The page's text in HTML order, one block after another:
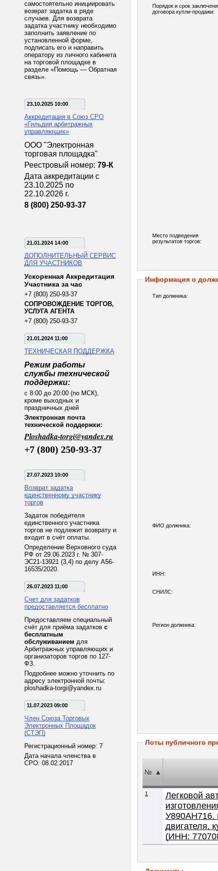
самостоятельно инициировать
возврат задатка в ряде
случаев. Для возврата
задатка участнику необходимо
заполнить заявление по
установленной форме,
подписать его и направить
оператору из личного кабинета
на торговой площадке в
разделе «Помощь — Обратная
связь».
23.10.2025 10:00
Аккредитация в Союз СРО
«Гильдия арбитражных
управляющих»
ООО "Электронная
торговая площадка"
Реестровый номер: 79-К
Дата аккредитации с
23.10.2025 по
22.10.2026 г.
8 (800) 250-93-37
21.01.2024 14:00
ДОПОЛНИТЕЛЬНЫЙ СЕРВИС
ДЛЯ УЧАСТНИКОВ
Ускоренная Аккредитация
Участника за час
+7 (800) 250-93-37
СОПРОВОЖДЕНИЕ ТОРГОВ,
УСЛУГА АГЕНТА
+7 (800) 250-93-37
21.01.2024 11:00
ТЕХНИЧЕСКАЯ ПОДДЕРЖКА
Режим работы
службы технической
поддержки:
с 8:00 до 20:00 (по МСК),
кроме выходных и
праздничных дней
Электронная почта
технической поддержки:
Ploshadka-torgi@yandex.ru
+7 (800) 250-93-37
27.07.2023 10:00
Возврат задатка
единственному участнику
торгов
Задаток победителя
единственного участника
торгов не подлежит возврату и
входит в счёт оплаты.
Определение Верховного суда
РФ от 29.06.2023 г. № 307-
ЭС21-13921 (3,4) по делу А56-
16535/2020.
26.07.2023 11:00
Счет для задатков
предоставляется бесплатно
Предоставляем специальный
счёт для приёма задатков с
бесплатным
обслуживанием для
Арбитражных управляющих и
организаторов торгов по 127-
ФЗ.
Подробнее можно уточнить по
адресу электронной почты:
ploshadka-torgi@yandex.ru
11.07.2023 09:00
Член Союза Торговых
Электронных Площадок
(СТЭП)
Регистрационный номер: 7
Дата начала членства в
СРО: 08.02.2017
Порядок и срок
договора купли-продажи:
Место подведения
результатов торгов:
Информация о
Тип должника:
ФИО должника:
ИНН:
СНИЛС:
Регион должника:
Лоты публичного
№ ▲
1
Легковой
У890АН716,
двигателя, куб. см: 1494.
(ИНН: